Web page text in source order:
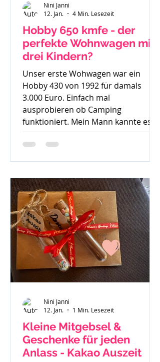
Hobby 650 kmfe - der
perfekte Wohnwagen mit
drei Kindern?
Unser erste Wohwagen war ein
Hobby 430 von 1992 für damals
3.000 Euro. Einfach mal
ausprobieren ob Camping
funktioniert. Mein Mann kannte es
gar nicht, ich bin mit Wohnwagen
und Wohnmobilen groß geworden -
großer Sohn geboren wurde sind wir
auch noch mit diesem 30 Jahre alten
Hobby los und haben schnell
gemerkt - der ist zu klein. Also haben
wir uns einen Fendt 470 gekauft.
Solide, gut verarbeitet und passend
für
Nini Janni
12. Jan.
4 Min. Lesezeit
Kleine Mitgebsel &
Geschenke für jeden
Anlass - Kakao Auszeit
Nini Janni
12. Jan.
1 Min. Lesezeit